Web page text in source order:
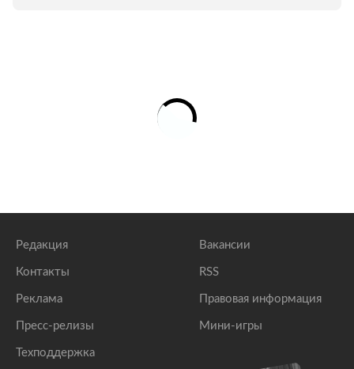
Редакция
Контакты
Реклама
Пресс-релизы
Техподдержка
Вакансии
RSS
Правовая информация
Мини-игры